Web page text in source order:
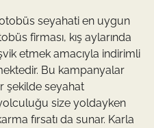
seyahati en uygun
firması, kış aylarında
etmek amacıyla indirimli
Bu kampanyalar
şekilde seyahat
size yoldayken
fırsatı da sunar. Karla